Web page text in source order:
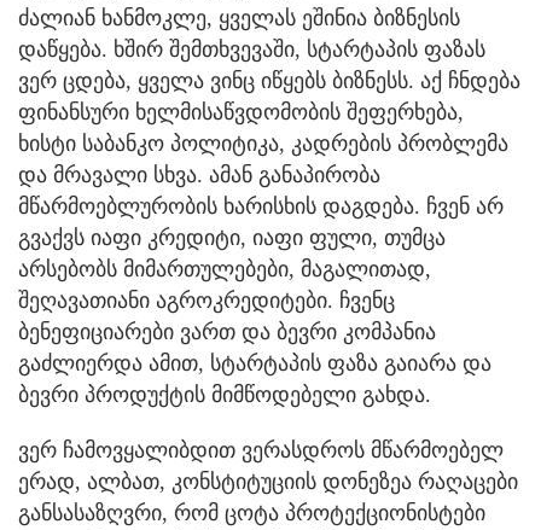
ძალიან ხანმოკლე, ყველას ეშინია ბიზნესის
დაწყება. ხშირ შემთხვევაში, სტარტაპის ფაზას
ვერ ცდება, ყველა ვინც იწყებს ბიზნესს. აქ ჩნდება
ფინანსური ხელმისაწვდომობის შეფერხება,
ხისტი საბანკო პოლიტიკა, კადრების პრობლემა
და მრავალი სხვა. ამან განაპირობა
მწარმოებლურობის ხარისხის დაგდება. ჩვენ არ
გვაქვს იაფი კრედიტი, იაფი ფული, თუმცა
არსებობს მიმართულებები, მაგალითად,
შეღავათიანი აგროკრედიტები. ჩვენც
ბენეფიციარები ვართ და ბევრი კომპანია
გაძლიერდა ამით, სტარტაპის ფაზა გაიარა და
ბევრი პროდუქტის მიმწოდებელი გახდა.
ვერ ჩამოვყალიბდით ვერასდროს მწარმოებელ
ერად, ალბათ, კონსტიტუციის დონეზეა რაღაცები
განსასაზღვრი, რომ ცოტა პროტექციონისტები